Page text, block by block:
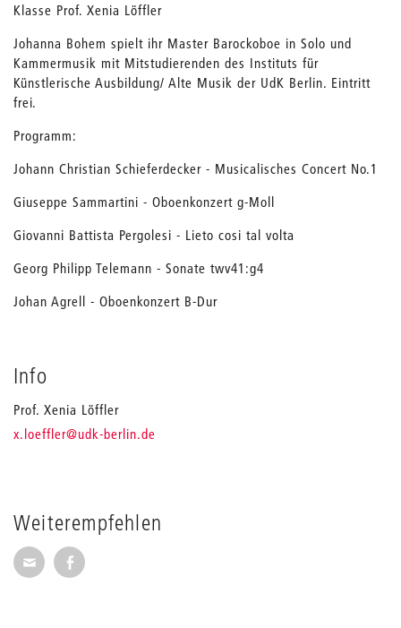
Weiterempfehlen
Seite per E-Mail weiterempfehlen
Seite auf Facebook weiterempfehlen
Klasse Prof. Xenia Löffler
Johanna Bohem spielt ihr Master Barockoboe in Solo und
Kammermusik mit Mitstudierenden des Instituts für
Künstlerische Ausbildung/ Alte Musik der UdK Berlin. Eintritt
frei.
Programm:
Johann Christian Schieferdecker - Musicalisches Concert No.1
Giuseppe Sammartini - Oboenkonzert g-Moll
Giovanni Battista Pergolesi - Lieto cosi tal volta
Georg Philipp Telemann - Sonate twv41:g4
Johan Agrell - Oboenkonzert B-Dur
Info
Prof. Xenia Löffler
x.loeffler_
@udk-berlin.de